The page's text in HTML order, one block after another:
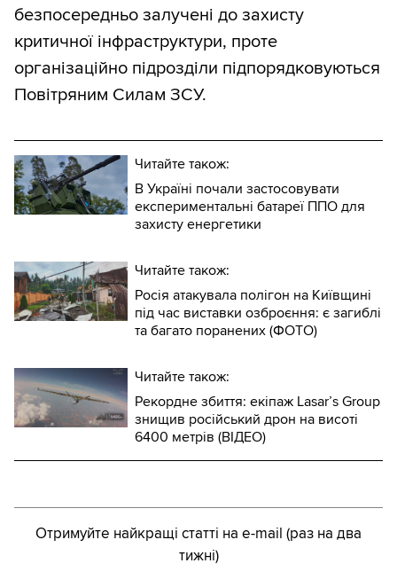
безпосередньо залучені до захисту
критичної інфраструктури, проте
організаційно підрозділи підпорядковуються
Повітряним Силам ЗСУ.
Читайте також:
В Україні почали застосовувати
експериментальні батареї ППО для
захисту енергетики
Читайте також:
Росія атакувала полігон на Київщині
під час виставки озброєння: є загиблі
та багато поранених (ФОТО)
Читайте також:
Рекордне збиття: екіпаж Lasar’s Group
знищив російський дрон на висоті
6400 метрів (ВІДЕО)
Отримуйте найкращі статті на e-mail (раз на два
тижні)